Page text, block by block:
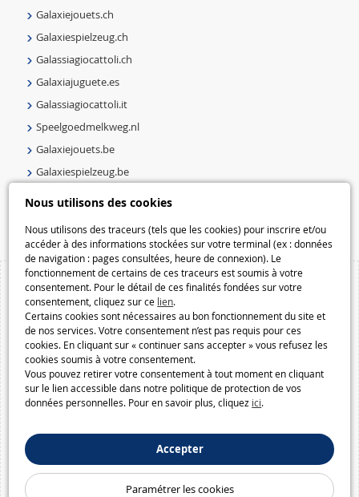
Nous utilisons des cookies
Nous utilisons des traceurs (tels que les cookies) pour inscrire et/ou
accéder à des informations stockées sur votre terminal (ex : données
de navigation : pages consultées, heure de connexion). Le
fonctionnement de certains de ces traceurs est soumis à votre
consentement. Pour le détail de ces finalités fondées sur votre
consentement, cliquez sur ce lien.
Certains cookies sont nécessaires au bon fonctionnement du site et
de nos services. Votre consentement n’est pas requis pour ces
cookies. En cliquant sur « continuer sans accepter » vous refusez les
cookies soumis à votre consentement.
Vous pouvez retirer votre consentement à tout moment en cliquant
sur le lien accessible dans notre politique de protection de vos
données personnelles. Pour en savoir plus, cliquez ici.
Accepter
Paramétrer les cookies
Galaxiejouets.ch
Galaxiespielzeug.ch
Galassiagiocattoli.ch
Galaxiajuguete.es
Galassiagiocattoli.it
Speelgoedmelkweg.nl
Galaxiejouets.be
Galaxiespielzeug.be